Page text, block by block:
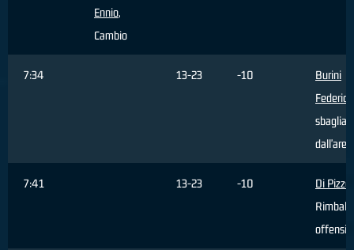
Ennio,
Cambio
7:34 13-23 -10
Burini
Federico
dall'area
7:41 13-23 -10
Di Pizzo